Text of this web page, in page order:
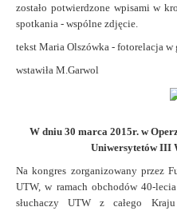
zostało potwierdzone wpisami w
spotkania - wspólne zdjęcie.
tekst Maria Olszówka - fotorelacja
wstawiła M.Garwol
W dniu 30 marca 2015r. w
Uniwersytetów III
Na kongres zorganizowany przez
UTW, w ramach obchodów 40-
słuchaczy UTW z całego